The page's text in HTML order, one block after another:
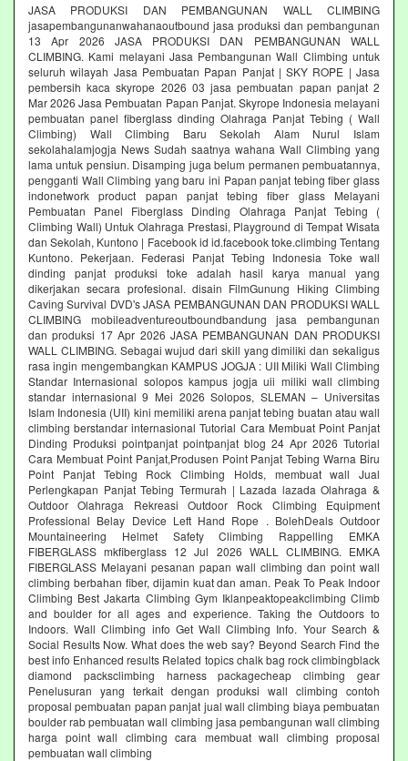
JASA PRODUKSI DAN PEMBANGUNAN WALL CLIMBING
jasapembangunanwahanaoutbound jasa produksi dan pembangunan
13 Apr 2026 JASA PRODUKSI DAN PEMBANGUNAN WALL
CLIMBING. Kami melayani Jasa Pembangunan Wall Climbing untuk
seluruh wilayah Jasa Pembuatan Papan Panjat | SKY ROPE | Jasa
pembersih kaca skyrope 2026 03 jasa pembuatan papan panjat 2
Mar 2026 Jasa Pembuatan Papan Panjat. Skyrope Indonesia melayani
pembuatan panel fiberglass dinding Olahraga Panjat Tebing ( Wall
Climbing) Wall Climbing Baru Sekolah Alam Nurul Islam
sekolahalamjogja News Sudah saatnya wahana Wall Climbing yang
lama untuk pensiun. Disamping juga belum permanen pembuatannya,
pengganti Wall Climbing yang baru ini Papan panjat tebing fiber glass
indonetwork product papan panjat tebing fiber glass Melayani
Pembuatan Panel Fiberglass Dinding Olahraga Panjat Tebing (
Climbing Wall) Untuk Olahraga Prestasi, Playground di Tempat Wisata
dan Sekolah, Kuntono | Facebook id id.facebook toke.climbing Tentang
Kuntono. Pekerjaan. Federasi Panjat Tebing Indonesia Toke wall
dinding panjat produksi toke adalah hasil karya manual yang
dikerjakan secara profesional. disain FilmGunung Hiking Climbing
Caving Survival DVD's JASA PEMBANGUNAN DAN PRODUKSI WALL
CLIMBING mobileadventureoutboundbandung jasa pembangunan
dan produksi 17 Apr 2026 JASA PEMBANGUNAN DAN PRODUKSI
WALL CLIMBING. Sebagai wujud dari skill yang dimiliki dan sekaligus
rasa ingin mengembangkan KAMPUS JOGJA : UII Miliki Wall Climbing
Standar Internasional solopos kampus jogja uii miliki wall climbing
standar internasional 9 Mei 2026 Solopos, SLEMAN – Universitas
Islam Indonesia (UII) kini memiliki arena panjat tebing buatan atau wall
climbing berstandar internasional Tutorial Cara Membuat Point Panjat
Dinding Produksi pointpanjat pointpanjat blog 24 Apr 2026 Tutorial
Cara Membuat Point Panjat,Produsen Point Panjat Tebing Warna Biru
Point Panjat Tebing Rock Climbing Holds, membuat wall Jual
Perlengkapan Panjat Tebing Termurah | Lazada lazada Olahraga &
Outdoor Olahraga Rekreasi Outdoor Rock Climbing Equipment
Professional Belay Device Left Hand Rope . BolehDeals Outdoor
Mountaineering Helmet Safety Climbing Rappelling EMKA
FIBERGLASS mkfiberglass 12 Jul 2026 WALL CLIMBING. EMKA
FIBERGLASS Melayani pesanan papan wall climbing dan point wall
climbing berbahan fiber, dijamin kuat dan aman. Peak To Peak Indoor
Climbing Best Jakarta Climbing Gym‎ Iklanpeaktopeakclimbing Climb
and boulder for all ages and experience. Taking the Outdoors to
Indoors. Wall Climbing‎ info Get Wall Climbing Info. Your Search &
Social Results Now. What does the web say? Beyond Search Find the
best info Enhanced results Related topics chalk bag rock climbingblack
diamond packsclimbing harness packagecheap climbing gear
Penelusuran yang terkait dengan produksi wall climbing contoh
proposal pembuatan papan panjat jual wall climbing biaya pembuatan
boulder rab pembuatan wall climbing jasa pembangunan wall climbing
harga point wall climbing cara membuat wall climbing proposal
pembuatan wall climbing